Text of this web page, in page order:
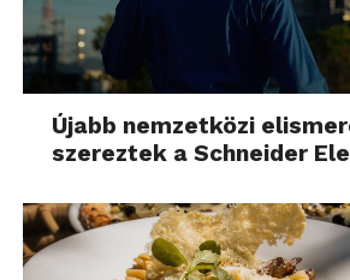
Újabb nemzetközi
szereztek a Schneider